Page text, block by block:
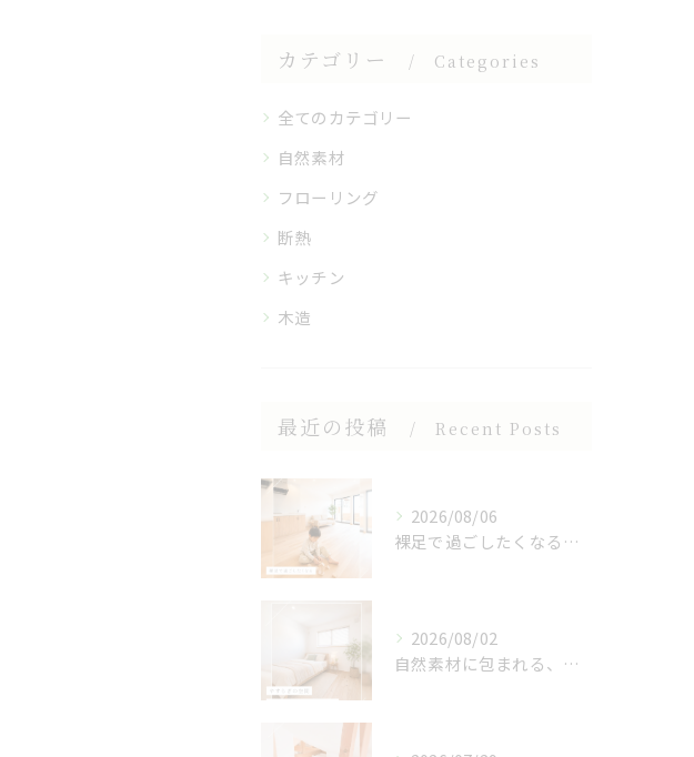
カテゴリー Categories
全てのカテゴリー
自然素材
フローリング
断熱
キッチン
木造
最近の投稿 Recent Posts
2026/08/06
裸足で過ごしたくなる、木のぬくもりを感じる床🌿
2026/08/02
自然素材に包まれる、心地よい寝室🌿